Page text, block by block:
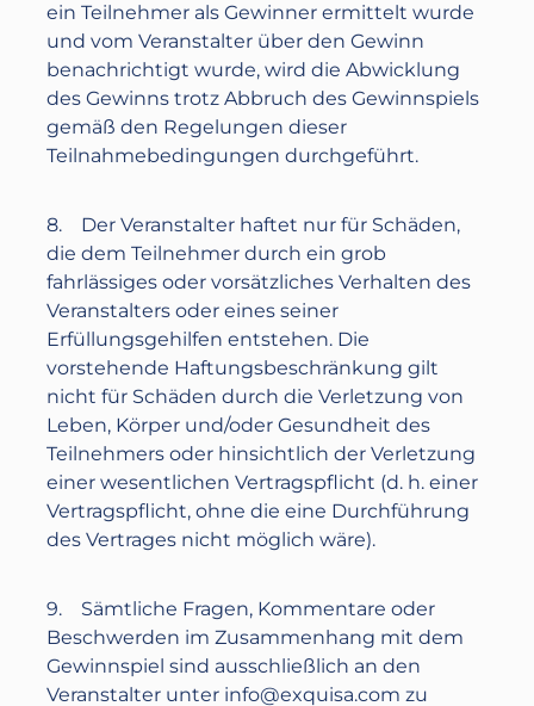
ein Teilnehmer als Gewinner ermittelt wurde
und vom Veranstalter über den Gewinn
benachrichtigt wurde, wird die Abwicklung
des Gewinns trotz Abbruch des Gewinnspiels
gemäß den Regelungen dieser
Teilnahmebedingungen durchgeführt.
8. Der Veranstalter haftet nur für Schäden,
die dem Teilnehmer durch ein grob
fahrlässiges oder vorsätzliches Verhalten des
Veranstalters oder eines seiner
Erfüllungsgehilfen entstehen. Die
vorstehende Haftungsbeschränkung gilt
nicht für Schäden durch die Verletzung von
Leben, Körper und/oder Gesundheit des
Teilnehmers oder hinsichtlich der Verletzung
einer wesentlichen Vertragspflicht (d. h. einer
Vertragspflicht, ohne die eine Durchführung
des Vertrages nicht möglich wäre).
9. Sämtliche Fragen, Kommentare oder
Beschwerden im Zusammenhang mit dem
Gewinnspiel sind ausschließlich an den
Veranstalter unter info@exquisa.com zu